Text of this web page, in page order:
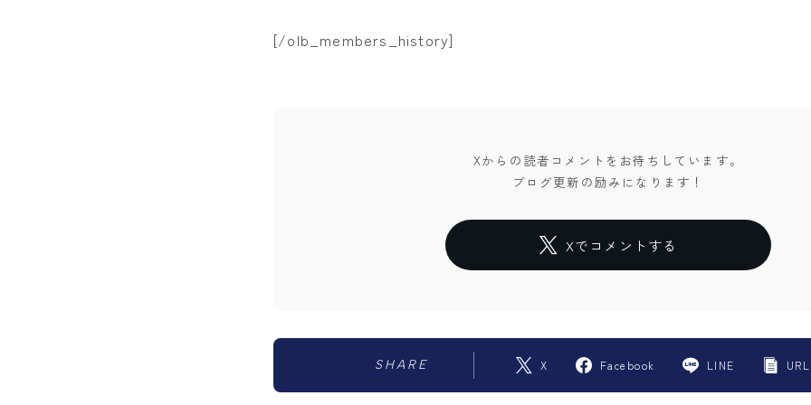
[/olb_members_history]
Xからの読者コメントをお待ちしています。
ブログ更新の励みになります！
Xでコメントする
SHARE X Facebook LINE